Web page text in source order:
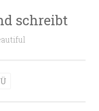
schreibt